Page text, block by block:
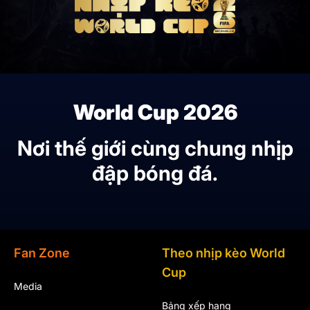
World Cup 2026
Nơi thế giới cùng chung nhịp
đập bóng đá.
Fan Zone
Media
Theo nhịp kèo World
Cup
Bảng xếp hạng